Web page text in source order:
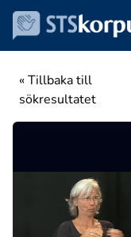
« Tillbaka till
sökresultatet